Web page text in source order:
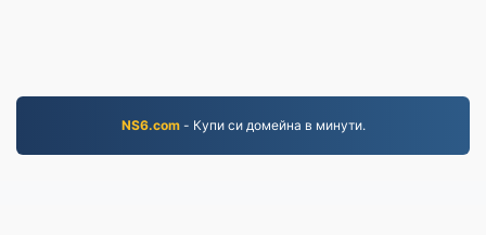
NS6.com- Купи си домейна в минути.